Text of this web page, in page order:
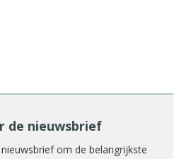
de nieuwsbrief
om de belangrijkste